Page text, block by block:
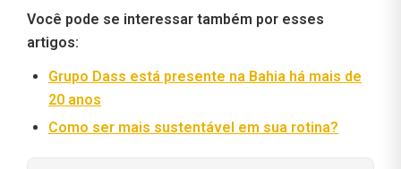
Você pode se interessar também por esses
artigos:
Grupo Dass está presente na Bahia há mais de
20 anos
Como ser mais sustentável em sua rotina?